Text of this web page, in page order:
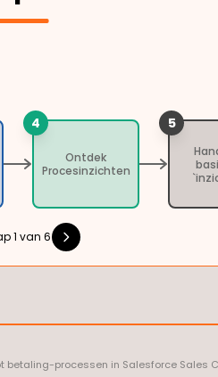
4
Ontdek
Procesinzichten
5
1 van 6
processen in Salesforce Sales